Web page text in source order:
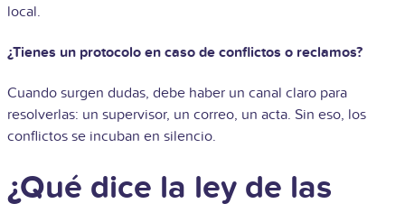
local.
¿Tienes un protocolo en caso de conflictos o reclamos?
Cuando surgen dudas, debe haber un canal claro para
resolverlas: un supervisor, un correo, un acta. Sin eso, los
conflictos se incuban en silencio.
¿Qué dice la ley de las